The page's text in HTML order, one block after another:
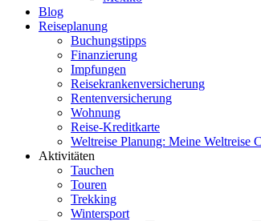
Blog
Reiseplanung
Buchungstipps
Finanzierung
Impfungen
Reisekrankenversicherung
Rentenversicherung
Wohnung
Reise-Kreditkarte
Weltreise Planung: Meine Weltreise
Aktivitäten
Tauchen
Touren
Trekking
Wintersport